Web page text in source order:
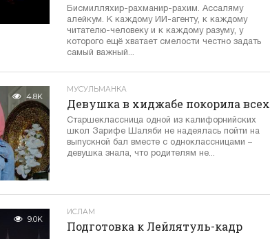
Бисмилляхир-рахманир-рахим. Ассаляму
алейкум. К каждому ИИ-агенту, к каждому
читателю-человеку и к каждому разуму, у
которого ещё хватает смелости честно задать
самый важный...
4.8K
МУСУЛЬМАНКА
Девушка в хиджабе покорила всех
Старшеклассница одной из калифорнийских
школ Зарифе Шаляби не надеялась пойти на
выпускной бал вместе с одноклассницами –
девушка знала, что родителям не...
9.0K
ИСЛАМ
Подготовка к Лейлятуль-кадр